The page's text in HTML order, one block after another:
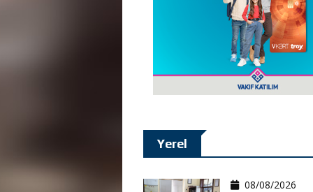
Yerel
08/08/2026